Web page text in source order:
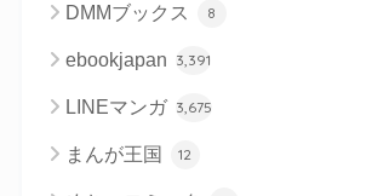
DMMブックス 8
ebookjapan 3,391
LINEマンガ 3,675
まんが王国 12